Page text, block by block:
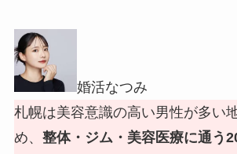
婚活なつみ
札幌は美容意識の高い男性が多い
め、 整体・ジム・美容医療に通う